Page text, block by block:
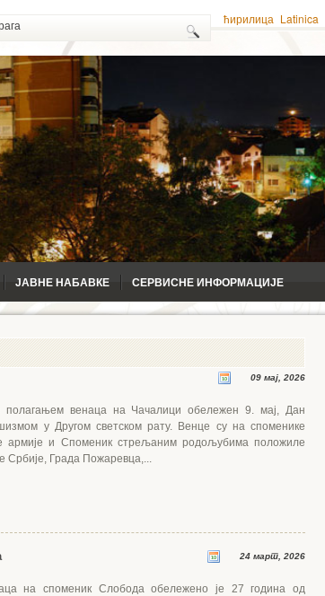
ћирилица Latinica
ЈАВНЕ НАБАВКЕ СЕРВИСНЕ ИНФОРМАЦИЈЕ
09 мај, 2026
полагањем венаца на Чачалици обележен 9. мај, Дан
у Другом светском рату. Венце су на споменике
армије и Споменик стрељаним родољубима положиле
Србије, Града Пожаревца,...
24 март, 2026
на споменик Слобода обележено је 27 година од